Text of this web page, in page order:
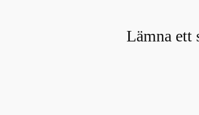
Lämna ett